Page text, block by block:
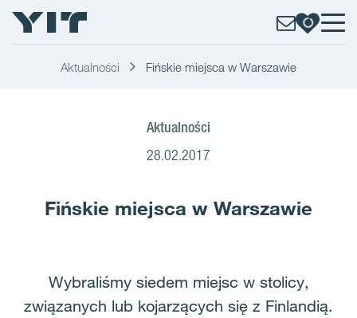
Aktualności Fińskie miejsca w Warszawie
Aktualności
28.02.2017
Fińskie miejsca w Warszawie
Wybraliśmy siedem miejsc w stolicy,
związanych lub kojarzących się z Finlandią.